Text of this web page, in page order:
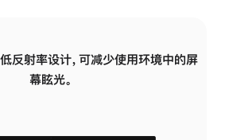
反射率设计，可减少使用环境中的屏
幕眩光。